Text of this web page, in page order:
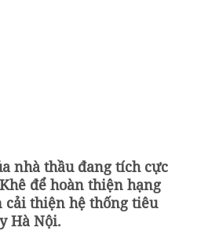
nhà thầu đang tích cực
để hoàn thiện hạng
cải thiện hệ thống tiêu
Hà Nội.